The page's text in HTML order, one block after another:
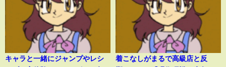
キャラと一緒にジャンプやレシ
着こなしがまるで高級店と反